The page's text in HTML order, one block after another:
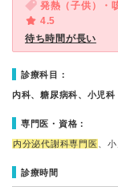
発熱（子供）・
4.5
待ち時間が長い
診療科目：
内科、糖尿病科、小児科
専門医・資格：
内分泌代謝科専門医 、
診療時間